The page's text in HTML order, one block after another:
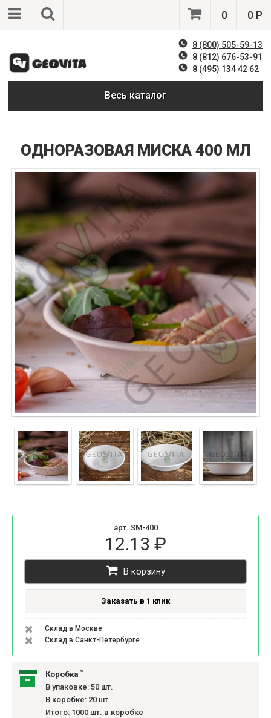
0 0 Р
8 (800) 505-59-13
8 (812) 676-53-91
8 (495) 134 42 62
Весь каталог
ОДНОРАЗОВАЯ МИСКА 400 МЛ
арт. SM-400
12.13 ₽
В корзину
Заказать в 1 клик
Склад в Москве
Склад в Санкт-Петербурге
Коробка *
В упаковке: 50 шт.
В коробке: 20 шт.
Итого: 1000 шт. в коробке